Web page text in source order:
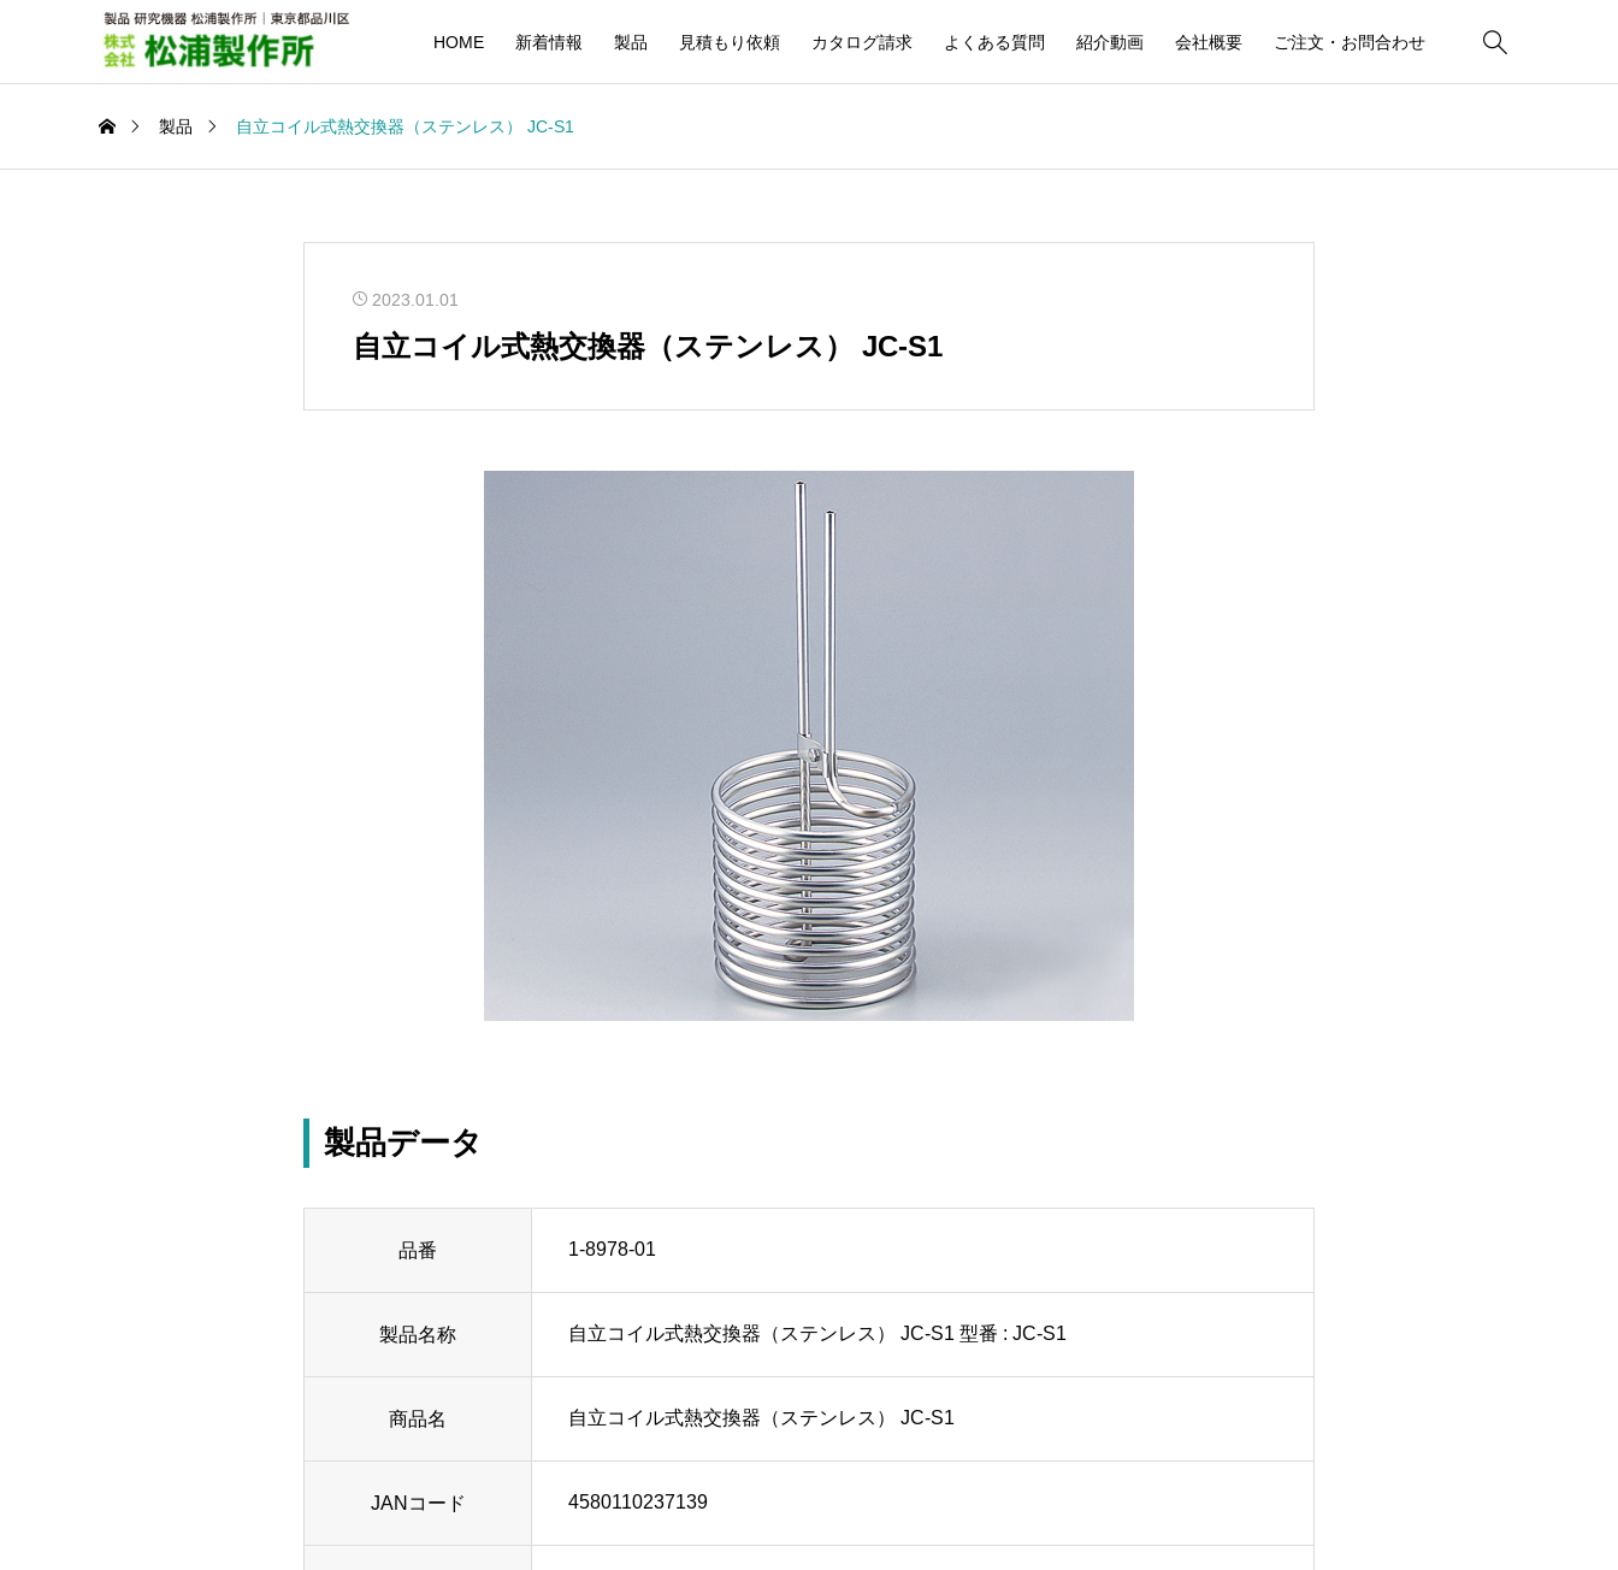
HOME 新着情報 製品 見積もり依頼 カタログ請求 よくある質問 紹介動画 会社概要 ご注文・お問合わせ 
製品 自立コイル式熱交換器（ステンレス） JC-S1
2023.01.01
自立コイル式熱交換器（ステンレス） JC-S1
製品データ
品番 1-8978-01
製品名称 自立コイル式熱交換器（ステンレス） JC-S1 型番 : JC-S1
商品名 自立コイル式熱交換器（ステンレス） JC-S1
JANコード 4580110237139